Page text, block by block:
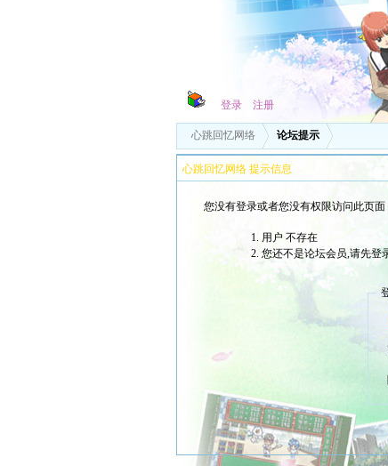
登录 注册
心跳回忆网络 论坛提示
心跳回忆网络 提示信息
您没有登录或者您没有权限访问此页
用户 不存在
您还不是论坛会员,请先登